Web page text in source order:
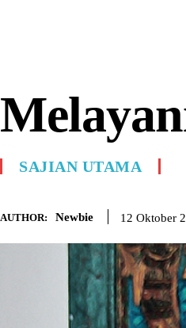
SAJIAN UTAMA
AUTHOR: Newbie 12 Oktober